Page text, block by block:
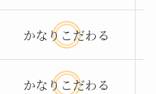
かなりこだわる
かなりこだわる